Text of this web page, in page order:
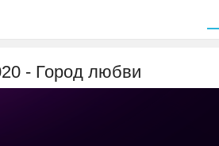
- Город любви